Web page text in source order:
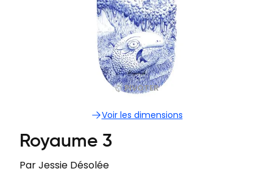
PIVOTER
Voir les dimensions
Royaume 3
ParJessie Désolée